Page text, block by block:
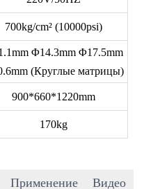
700kg/cm² (10000psi)
Φ14.3mm Φ17.5mm
(Круглые матрицы)
900*660*1220mm
170kg
Применение Видео